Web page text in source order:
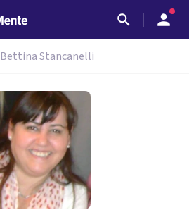
Bettina Stancanelli